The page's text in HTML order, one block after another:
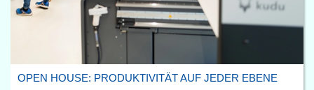
OPEN HOUSE: PRODUKTIVITÄT AUF JEDER EBENE